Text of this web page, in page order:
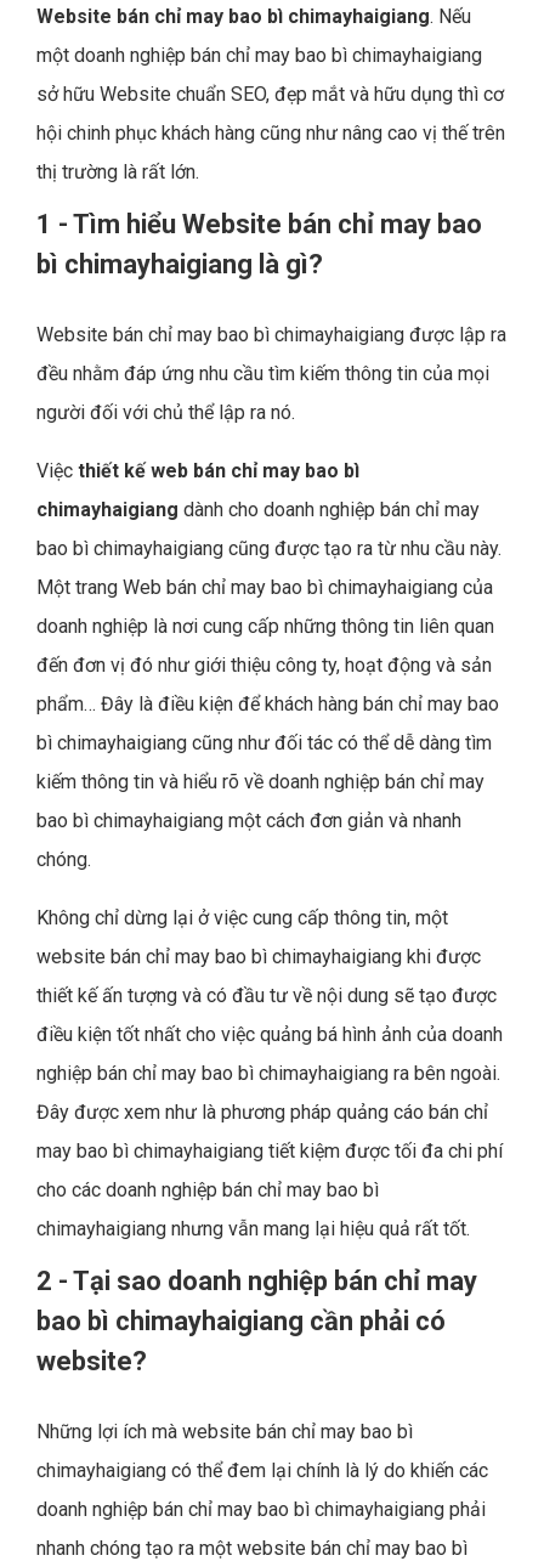
Website bán chỉ may bao bì chimayhaigiang. Nếu
một doanh nghiệp bán chỉ may bao bì chimayhaigiang
sở hữu Website chuẩn SEO, đẹp mắt và hữu dụng thì cơ
hội chinh phục khách hàng cũng như nâng cao vị thế trên
thị trường là rất lớn.
1 - Tìm hiểu Website bán chỉ may bao
bì chimayhaigiang là gì?
Website bán chỉ may bao bì chimayhaigiang được lập ra
đều nhằm đáp ứng nhu cầu tìm kiếm thông tin của mọi
người đối với chủ thể lập ra nó.
Việc thiết kế web bán chỉ may bao bì
chimayhaigiang dành cho doanh nghiệp bán chỉ may
bao bì chimayhaigiang cũng được tạo ra từ nhu cầu này.
Một trang Web bán chỉ may bao bì chimayhaigiang của
doanh nghiệp là nơi cung cấp những thông tin liên quan
đến đơn vị đó như giới thiệu công ty, hoạt động và sản
phẩm… Đây là điều kiện để khách hàng bán chỉ may bao
bì chimayhaigiang cũng như đối tác có thể dễ dàng tìm
kiếm thông tin và hiểu rõ về doanh nghiệp bán chỉ may
bao bì chimayhaigiang một cách đơn giản và nhanh
chóng.
Không chỉ dừng lại ở việc cung cấp thông tin, một
website bán chỉ may bao bì chimayhaigiang khi được
thiết kế ấn tượng và có đầu tư về nội dung sẽ tạo được
điều kiện tốt nhất cho việc quảng bá hình ảnh của doanh
nghiệp bán chỉ may bao bì chimayhaigiang ra bên ngoài.
Đây được xem như là phương pháp quảng cáo bán chỉ
may bao bì chimayhaigiang tiết kiệm được tối đa chi phí
cho các doanh nghiệp bán chỉ may bao bì
chimayhaigiang nhưng vẫn mang lại hiệu quả rất tốt.
2 - Tại sao doanh nghiệp bán chỉ may
bao bì chimayhaigiang cần phải có
website?
Những lợi ích mà website bán chỉ may bao bì
chimayhaigiang có thể đem lại chính là lý do khiến các
doanh nghiệp bán chỉ may bao bì chimayhaigiang phải
nhanh chóng tạo ra một website bán chỉ may bao bì